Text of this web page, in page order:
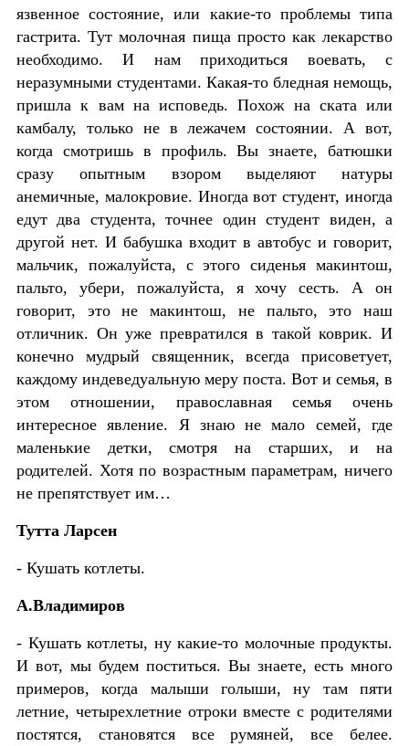
язвенное состояние, или какие-то проблемы типа
гастрита. Тут молочная пища просто как лекарство
необходимо. И нам приходиться воевать, с
неразумными студентами. Какая-то бледная немощь,
пришла к вам на исповедь. Похож на ската или
камбалу, только не в лежачем состоянии. А вот,
когда смотришь в профиль. Вы знаете, батюшки
сразу опытным взором выделяют натуры
анемичные, малокровие. Иногда вот студент, иногда
едут два студента, точнее один студент виден, а
другой нет. И бабушка входит в автобус и говорит,
мальчик, пожалуйста, с этого сиденья макинтош,
пальто, убери, пожалуйста, я хочу сесть. А он
говорит, это не макинтош, не пальто, это наш
отличник. Он уже превратился в такой коврик. И
конечно мудрый священник, всегда присоветует,
каждому индеведуальную меру поста. Вот и семья, в
этом отношении, православная семья очень
интересное явление. Я знаю не мало семей, где
маленькие детки, смотря на старших, и на
родителей. Хотя по возрастным параметрам, ничего
не препятствует им…
Тутта Ларсен
- Кушать котлеты.
А.Владимиров
- Кушать котлеты, ну какие-то молочные продукты.
И вот, мы будем поститься. Вы знаете, есть много
примеров, когда малыши голыши, ну там пяти
летние, четырехлетние отроки вместе с родителями
постятся, становятся все румяней, все белее.